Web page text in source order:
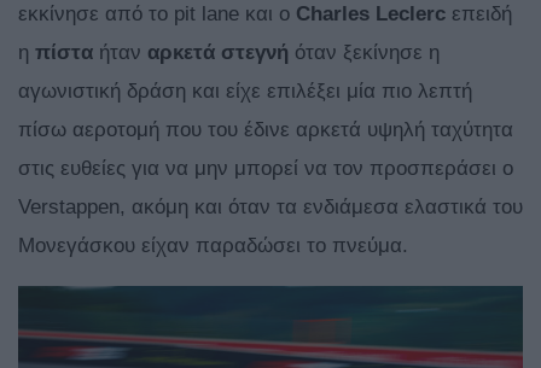
εκκίνησε από το pit lane και ο Charles Leclerc επειδή
η πίστα ήταν αρκετά στεγνή όταν ξεκίνησε η
αγωνιστική δράση και είχε επιλέξει μία πιο λεπτή
πίσω αεροτομή που του έδινε αρκετά υψηλή ταχύτητα
στις ευθείες για να μην μπορεί να τον προσπεράσει ο
Verstappen, ακόμη και όταν τα ενδιάμεσα ελαστικά του
Μονεγάσκου είχαν παραδώσει το πνεύμα.